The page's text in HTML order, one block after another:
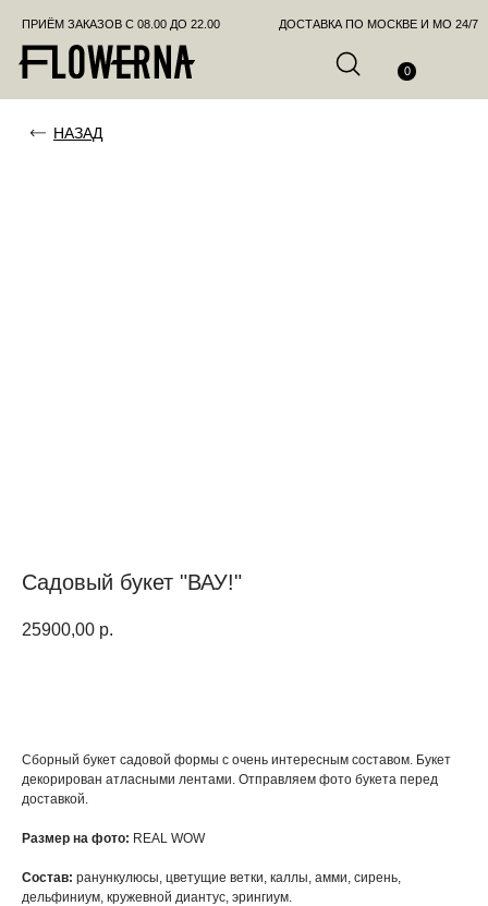
ПРИЁМ ЗАКАЗОВ С 08.00 ДО 22.00
Садовый букет "ВАУ!"
25900,00 р.
Сборный букет садовой формы с очень интересным составом. Букет
декорирован атласными лентами. Отправляем фото букета перед
доставкой.
Размер на фото: REAL WOW
Состав: ранункулюсы, цветущие ветки, каллы, амми, сирень,
дельфиниум, кружевной диантус, эрингиум.